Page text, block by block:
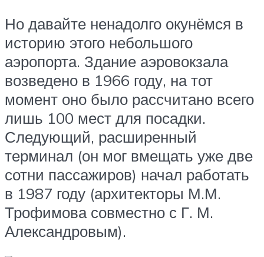
Но давайте ненадолго окунёмся в
историю этого небольшого
аэропорта. Здание аэровокзала
возведено в 1966 году, на тот
момент оно было рассчитано всего
лишь 100 мест для посадки.
Следующий, расширенный
терминал (он мог вмещать уже две
сотни пассажиров) начал работать
в 1987 году (архитекторы М.М.
Трофимова совместно с Г. М.
Александровым).